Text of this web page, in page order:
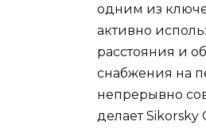
одним из
активно
расстояния и
снабжения на
непрерывно
делает